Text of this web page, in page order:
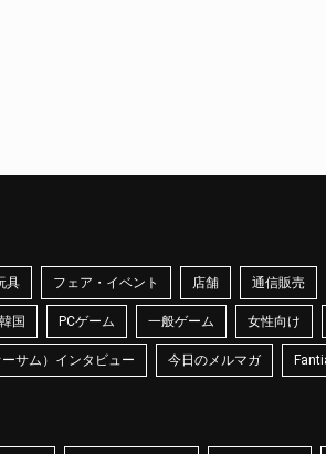
具 フェア・イベント 店舗 通信販売
国 PCゲーム 一般ゲーム 女性向け
サム）インタビュー 今日のメルマガ